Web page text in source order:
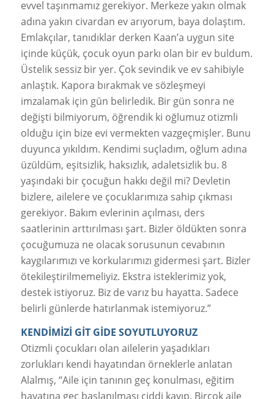
evvel taşınmamız gerekiyor. Merkeze yakın olmak
adına yakın civardan ev arıyorum, baya dolaştım.
Emlakçılar, tanıdıklar derken Kaan’a uygun site
içinde küçük, çocuk oyun parkı olan bir ev buldum.
Üstelik sessiz bir yer. Çok sevindik ve ev sahibiyle
anlaştık. Kapora bırakmak ve sözleşmeyi
imzalamak için gün belirledik. Bir gün sonra ne
değişti bilmiyorum, öğrendik ki oğlumuz otizmli
olduğu için bize evi vermekten vazgeçmişler. Bunu
duyunca yıkıldım. Kendimi suçladım, oğlum adına
üzüldüm, eşitsizlik, haksızlık, adaletsizlik bu. 8
yaşındaki bir çocuğun hakkı değil mi? Devletin
bizlere, ailelere ve çocuklarımıza sahip çıkması
gerekiyor. Bakım evlerinin açılması, ders
saatlerinin arttırılması şart. Bizler öldükten sonra
çocuğumuza ne olacak sorusunun cevabının
kaygılarımızı ve korkularımızı gidermesi şart. Bizler
ötekileştirilmemeliyiz. Ekstra isteklerimiz yok,
destek istiyoruz. Biz de varız bu hayatta. Sadece
belirli günlerde hatırlanmak istemiyoruz.”
KENDİMİZİ GİT GİDE SOYUTLUYORUZ
Otizmli çocukları olan ailelerin yaşadıkları
zorlukları kendi hayatından örneklerle anlatan
Alalmış, “Aile için tanının geç konulması, eğitim
hayatına geç başlanılması ciddi kayıp. Birçok aile